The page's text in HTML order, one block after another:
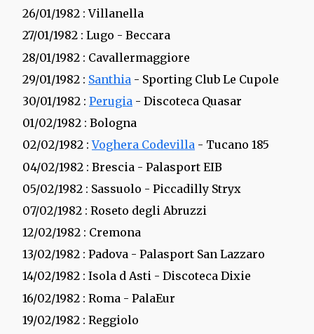
26/01/1982 : Villanella
27/01/1982 : Lugo - Beccara
28/01/1982 : Cavallermaggiore
29/01/1982 : Santhia - Sporting Club Le Cupole
30/01/1982 : Perugia - Discoteca Quasar
01/02/1982 : Bologna
02/02/1982 :Voghera Codevilla - Tucano 185
04/02/1982 : Brescia - Palasport EIB
05/02/1982 : Sassuolo - Piccadilly Stryx
07/02/1982 : Roseto degli Abruzzi
12/02/1982 : Cremona
13/02/1982 : Padova - Palasport San Lazzaro
14/02/1982 : Isola d Asti - Discoteca Dixie
16/02/1982 : Roma - PalaEur
19/02/1982 : Reggiolo